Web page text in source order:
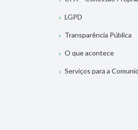
LGPD
Transparência Pública
O que acontece
Serviços para a